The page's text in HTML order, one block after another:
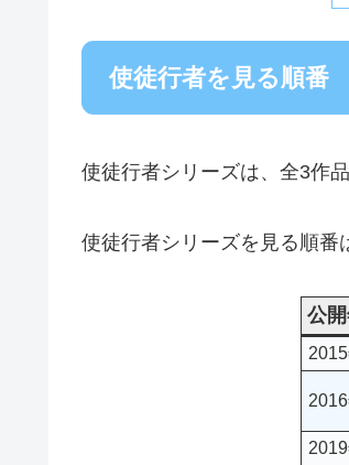
使徒行者を見る順番
使徒行者シリーズは、全3作
使徒行者シリーズを見る順番
公